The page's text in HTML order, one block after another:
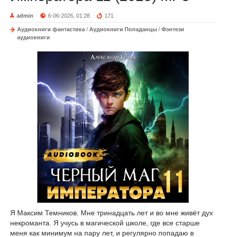
admin 6-06-2026, 01:28 171
Аудиокниги фантастика / Аудиокниги Попаданцы / Фэнтези
аудиокниги
Я Максим Темников. Мне тринадцать лет и во мне живёт дух
некроманта. Я учусь в магической школе, где все старше
меня как минимум на пару лет, и регулярно попадаю в